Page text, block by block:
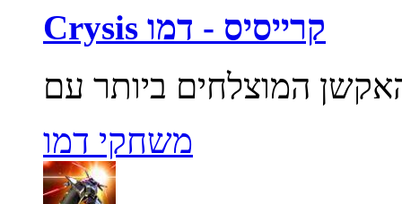
Crysis קרייסיס - דמו
משחקי דמו